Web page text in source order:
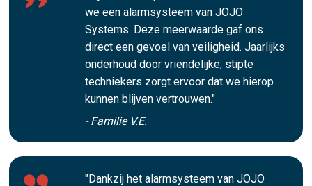
we een alarmsysteem van JOJO
Systems. Deze meerwaarde gaf ons
direct een gevoel van veiligheid. Jaarlijks
onderhoud door vriendelijke, stipte
techniekers zorgt ervoor dat we hierop
kunnen blijven vertrouwen."
- Familie V.E.
"Dankzij het alarmsysteem van JOJO